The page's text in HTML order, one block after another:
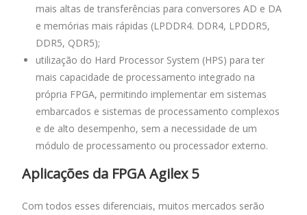
mais altas de transferências para conversores AD e DA
e memórias mais rápidas (LPDDR4. DDR4, LPDDR5,
DDR5, QDR5);
utilização do Hard Processor System (HPS) para ter
mais capacidade de processamento integrado na
própria FPGA, permitindo implementar em sistemas
embarcados e sistemas de processamento complexos
e de alto desempenho, sem a necessidade de um
módulo de processamento ou processador externo.
Aplicações da FPGA Agilex 5
Com todos esses diferenciais, muitos mercados serão